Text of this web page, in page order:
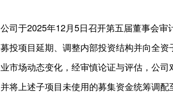
公司于2025年12月5日召开第五届董事会
募投项目延期、调整内部投资结构并向全
业市场动态变化，经审慎论证与评估，公
并将上述子项目未使用的募集资金统筹调